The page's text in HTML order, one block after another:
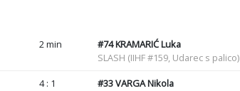
2 min #74KRAMARIĆ Luka
SLASH (IIHF #159, Udarec s palico)
4 : 1 #33VARGA Nikola